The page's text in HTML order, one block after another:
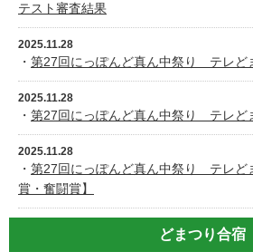
テスト審査結果
2025.11.28
・ 第27回にっぽんど真ん中祭り テレど
2025.11.28
・ 第27回にっぽんど真ん中祭り テレど
2025.11.28
・ 第27回にっぽんど真ん中祭り テレど
賞・奮闘賞】
どまつり合宿